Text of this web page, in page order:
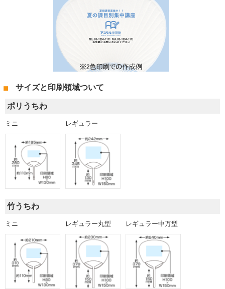
サイズと印刷領域ついて
ポリうちわ
ミニ レギュラー
竹うちわ
ミニ レギュラー丸型 レギュラー中万型